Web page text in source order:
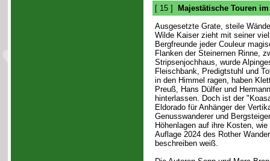
[ 15 ]
Majestätische Touren
Ausgesetzte Grate, steile
Wilde Kaiser zieht mit seiner
Bergfreunde jeder Couleur
Flanken der Steinernen Rinne,
Stripsenjochhaus, wurde
Fleischbank, Predigtstuhl und
in den Himmel ragen, haben
Preuß, Hans Dülfer und
hinterlassen. Doch ist der
Eldorado für Anhänger der
Genusswanderer und
Höhenlagen auf ihre Kosten,
Auflage 2024 des Rother
beschreiben weiß.